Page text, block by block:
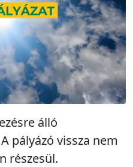
álló
pályázó vissza nem
részesül.